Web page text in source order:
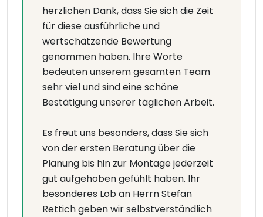
herzlichen Dank, dass Sie sich die Zeit
für diese ausführliche und
wertschätzende Bewertung
genommen haben. Ihre Worte
bedeuten unserem gesamten Team
sehr viel und sind eine schöne
Bestätigung unserer täglichen Arbeit.
Es freut uns besonders, dass Sie sich
von der ersten Beratung über die
Planung bis hin zur Montage jederzeit
gut aufgehoben gefühlt haben. Ihr
besonderes Lob an Herrn Stefan
Rettich geben wir selbstverständlich